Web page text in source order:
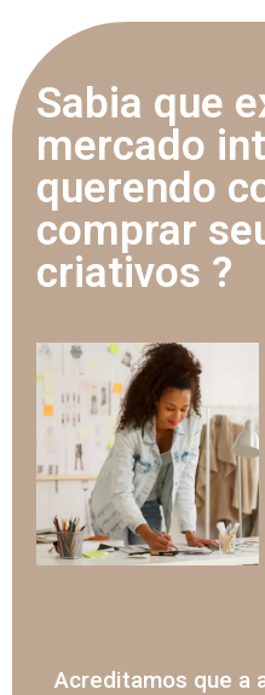
Sabia que
mercado
querendo
comprar
criativos ?
Acreditamos que a